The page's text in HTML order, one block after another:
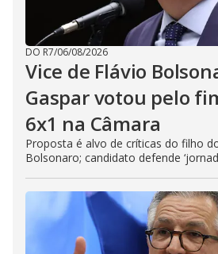
DO R7/06/08/2026
Vice de Flávio
Gaspar votou pelo
6x1 na Câmara
Proposta é alvo de críticas do filho
Bolsonaro; candidato defende